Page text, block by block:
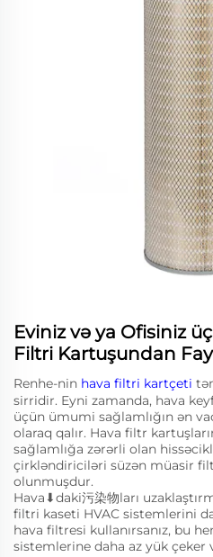
Eviniz və ya Ofisiniz
Filtri Kartuşundan
Renhe-nin hava filtri kartçeti
sirridir. Eyni zamanda, hava
üçün ümumi sağlamlığın ən
olaraq qalır. Hava filtr
sağlamlığa zərərli olan
çirkləndiriciləri süzən müasir
olunmuşdur.
Hava⬇daki污染物ları
filtri kaseti HVAC sistemlerini
hava filtresi kullanırsanız, bu
sistemlerine daha az yük çeker